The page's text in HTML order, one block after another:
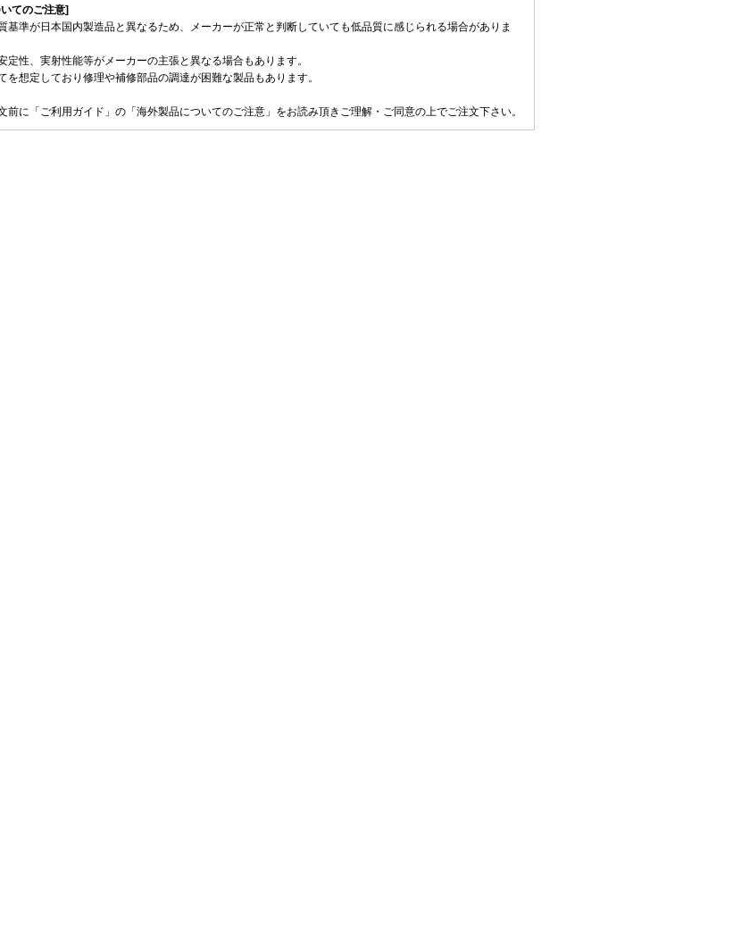
てのご注意]
基準が日本国内製造品と異なるため、メーカーが正常と判断していても低品質に感じられる場合がありま
定性、実射性能等がメーカーの主張と異なる場合もあります。
を想定しており修理や補修部品の調達が困難な製品もあります。
前に「ご利用ガイド」の「海外製品についてのご注意」をお読み頂きご理解・ご同意の上でご注文下さい。